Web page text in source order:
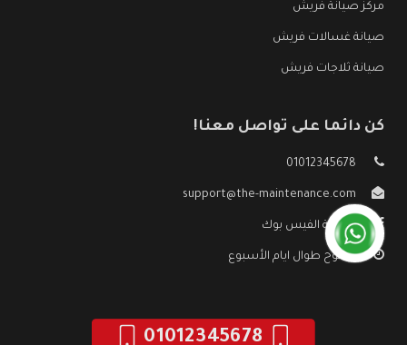
مركز صيانة فريش
صيانة غسالات فريش
صيانة ثلاجات فريش
كن دائما على تواصل معنا!
01012345678
support@the-maintenance.com
صفحة الفيس بوك
مفتوح طوال ايام الأسبوع
01012345678